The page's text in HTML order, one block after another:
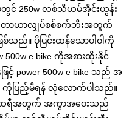
တွင် 250w လစ်သီယမ်အိုင်းယွန်း
ယာလျှပ်စစ်စက်ဘီးအတွက်
စ်သည်။ ပိုပြင်းထန်သောပါဝါကို
500w e bike ကိုအစားထိုးနိုင်
ြင့် power 500w e bike သည် အ
h ကိုပြည့်မီရန် လုံလောက်ပါသည်။
ထရီအတွက် အကွာအဝေးသည်